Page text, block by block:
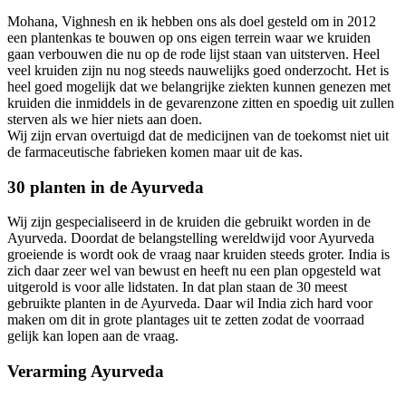
Mohana, Vighnesh en ik hebben ons als doel gesteld om in 2012
een plantenkas te bouwen op ons eigen terrein waar we kruiden
gaan verbouwen die nu op de rode lijst staan van uitsterven. Heel
veel kruiden zijn nu nog steeds nauwelijks goed onderzocht. Het is
heel goed mogelijk dat we belangrijke ziekten kunnen genezen met
kruiden die inmiddels in de gevarenzone zitten en spoedig uit zullen
sterven als we hier niets aan doen.
Wij zijn ervan overtuigd dat de medicijnen van de toekomst niet uit
de farmaceutische fabrieken komen maar uit de kas.
30 planten in de Ayurveda
Wij zijn gespecialiseerd in de kruiden die gebruikt worden in de
Ayurveda. Doordat de belangstelling wereldwijd voor Ayurveda
groeiende is wordt ook de vraag naar kruiden steeds groter. India is
zich daar zeer wel van bewust en heeft nu een plan opgesteld wat
uitgerold is voor alle lidstaten. In dat plan staan de 30 meest
gebruikte planten in de Ayurveda. Daar wil India zich hard voor
maken om dit in grote plantages uit te zetten zodat de voorraad
gelijk kan lopen aan de vraag.
Verarming Ayurveda